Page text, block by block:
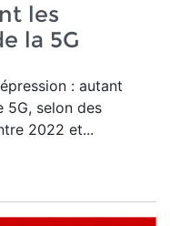
les
la 5G
: autant
5G, selon des
2022 et...